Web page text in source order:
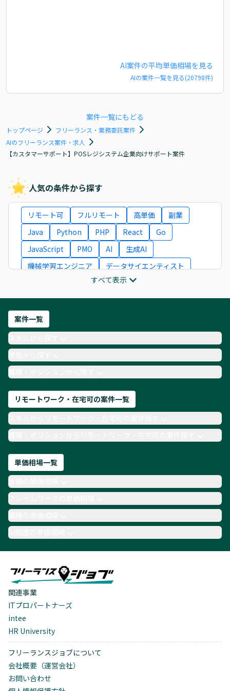
AI案件の平均単価相場を見る
AIの案件一覧を見る(20798件)
案件一覧にもどる
トップページ
フリーランス・業務委託案件
AIのフリーランス案件・求人
【カスタマーサポート】POSレジシステム企業向けサポート案件
人気の条件から探す
リモート可 フルリモート 高単価
副業
Java
Python PHP React
Go
JavaScript
PMO AI
生成AI
機械学習エンジニア
データサイエンティスト
ITコンサルタント
フロントエンドエンジニア
ネットワークエンジニア
AIエンジニア
Webデザイナー
月収100万円 業務委託
COBOL
Ruby
TypeScript
Laravel AWS
すべて表示
案件一覧
単価から探す
職種・ポジションから探す
リモートワーク・在宅可の案件一覧
職種・ポジションからリモートワーク・在宅可の案件探す
単価相場一覧
職種の単価相場
AI関連の単価相場
関連事業
ITプロパートナーズ
intee
HR University
フリーランスジョブについて
会社概要（運営会社）
お問い合わせ